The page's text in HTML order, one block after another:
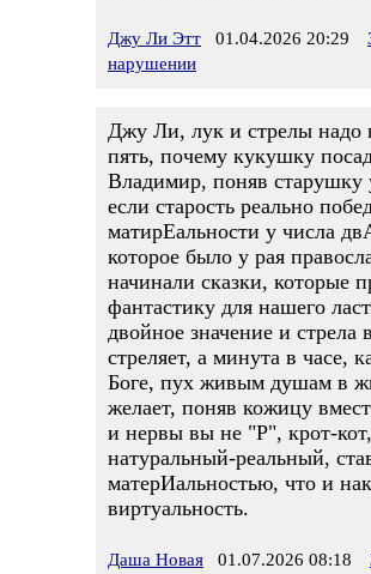
Джу Ли Этт 01.04.2026 20:29
нарушении
Джу Ли, лук и стрелы надо
пять, почему кукушку
Владимир, поняв старушку
если старость реально
матирЕальности у числа
которое было у рая
начинали сказки, которые
фантастику для нашего
двойное значение и стрела
стреляет, а минута в часе,
Боге, пух живым душам в
желает, поняв кожицу
и нервы вы не "Р", крот-
натуральный-реальный,
матерИальностью, что и
виртуальность.
Даша Новая 01.07.2026 08:18